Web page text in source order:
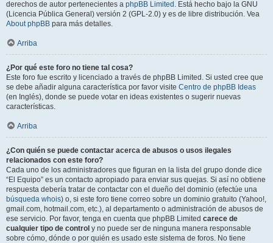
derechos de autor pertenecientes a phpBB Limited . Está hecho bajo la GNU
(Licencia Pública General) versión 2 (GPL-2.0) y es de libre distribución. Vea
About phpBB para más detalles.
Arriba
¿Por qué este foro no tiene tal cosa?
Este foro fue escrito y licenciado a través de phpBB Limited. Si usted cree que
se debe añadir alguna característica por favor visite Centro de phpBB Ideas
(en Inglés), donde se puede votar en ideas existentes o sugerir nuevas
características.
Arriba
¿Con quién se puede contactar acerca de abusos o usos ilegales
relacionados con este foro?
Cada uno de los administradores que figuran en la lista del grupo donde dice
“El Equipo” es un contacto apropiado para enviar sus quejas. Si así no obtiene
respuesta debería tratar de contactar con el dueño del dominio (efectúe una
búsqueda whois) o, si este foro tiene correo sobre un dominio gratuito (Yahoo!,
gmail.com, hotmail.com, etc.), al departamento o administración de abusos de
ese servicio. Por favor, tenga en cuenta que phpBB Limited carece de
cualquier tipo de control y no puede ser de ninguna manera responsable
sobre cómo, dónde o por quién es usado este sistema de foros. No tiene